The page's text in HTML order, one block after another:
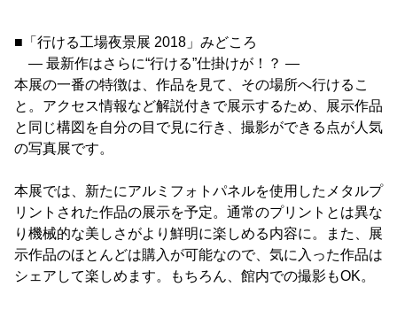
■「行ける工場夜景展 2018」みどころ
― 最新作はさらに“行ける”仕掛けが！？ ―
本展の一番の特徴は、作品を見て、その場所へ行けるこ
と。アクセス情報など解説付きで展示するため、展示作品
と同じ構図を自分の目で見に行き、撮影ができる点が人気
の写真展です。
本展では、新たにアルミフォトパネルを使用したメタルプ
リントされた作品の展示を予定。通常のプリントとは異な
り機械的な美しさがより鮮明に楽しめる内容に。また、展
示作品のほとんどは購入が可能なので、気に入った作品は
シェアして楽しめます。もちろん、館内での撮影もOK。